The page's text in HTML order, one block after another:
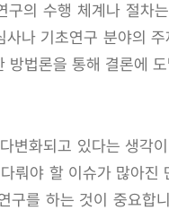
구의 수행 체계나 절차
나 기초연구 분야의
방법론을 통해 결론에
변화되고 있다는 생각
뤄야 할 이슈가 많아
구를 하는 것이 중요합